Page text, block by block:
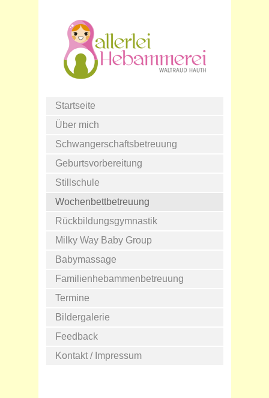
Startseite
Über mich
Schwangerschaftsbetreuung
Geburtsvorbereitung
Stillschule
Wochenbettbetreuung
Rückbildungsgymnastik
Milky Way Baby Group
Babymassage
Familienhebammenbetreuung
Termine
Bildergalerie
Feedback
Kontakt / Impressum